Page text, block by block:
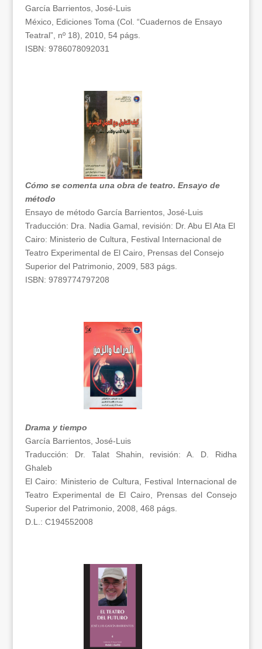
García Barrientos, José-Luis
México, Ediciones Toma (Col. “Cuadernos de Ensayo
Teatral”, nº 18), 2010, 54 págs.
ISBN: 9786078092031
Cómo se comenta una obra de teatro. Ensayo de
método
Ensayo de método García Barrientos, José-Luis
Traducción: Dra. Nadia Gamal, revisión: Dr. Abu El Ata El
Cairo: Ministerio de Cultura, Festival Internacional de
Teatro Experimental de El Cairo, Prensas del Consejo
Superior del Patrimonio, 2009, 583 págs.
ISBN: 9789774797208
Drama y tiempo
García Barrientos, José-Luis
Traducción: Dr. Talat Shahin, revisión: A. D. Ridha
Ghaleb
El Cairo: Ministerio de Cultura, Festival Internacional de
Teatro Experimental de El Cairo, Prensas del Consejo
Superior del Patrimonio, 2008, 468 págs.
D.L.: C194552008